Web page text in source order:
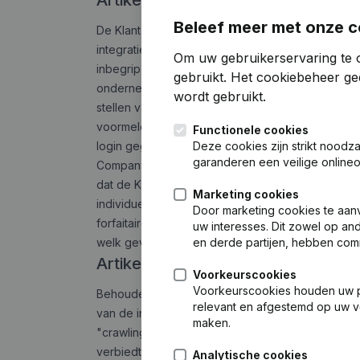
De Klant verbindtzich ertoe om de
integratie – te beperken tot Gebruikers, d.w.z.
inbegrip van verbonden ondernemingen), en
ondernemingen of enige persoon die geen
stellen van verbonden ondernemingen of Niet-
voormelde toegangsrechten te monitoren.
login gegevens met een domeinnaam die
Companyweb vaststelt dat logingegevens
dat de Klant op enige andere wijze dit artikel of
individuele gebruikers tijdelijk of permanent te
forfaitaire schadevergoeding te eisen ten
welk geval schadevergoeding voor de
Artikel 10
Behoudens uitdrukkelijke voorafgaande
van de inhoud van de Gegevensbank op te
"crawling" of "harvesting" van het geheel of
verbiedt in het bijzonder het gebruik van de
Beleef meer met onze
Om uw gebruikerservaring te
gebruikt. Het cookiebeheer
wordt gebruikt.
Functionele cookies
Deze cookies zijn strikt
garanderen een veilige
Marketing cookies
Door marketing cookies te
uw interesses. Dit zowel op
en derde partijen, hebben
Voorkeurscookies
Voorkeurscookies houden uw
relevant en afgestemd op uw
maken.
Analytische cookies